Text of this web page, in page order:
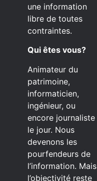
une information
libre de toutes
contraintes.
Qui êtes vous?
Animateur du
patrimoine,
informaticien,
ingénieur, ou
encore journaliste
le jour. Nous
devenons les
pourfendeurs de
l’information. Mais
l’objectivité reste